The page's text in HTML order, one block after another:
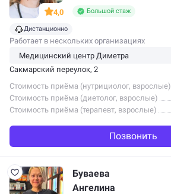
4,0 Большой стаж
Дистанционно
Работает в нескольких организациях
Сакмарский переулок, 2
Стоимость приёма (нутрициолог, взрослые)
Стоимость приёма (диетолог, взрослые)
Стоимость приёма (терапевт, взрослые)
Позвонить
Буваева
Ангелина